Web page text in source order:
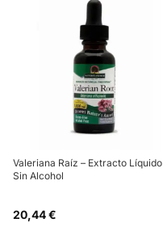
Valeriana Raíz – Extracto Líquido
Sin Alcohol
20,44 €